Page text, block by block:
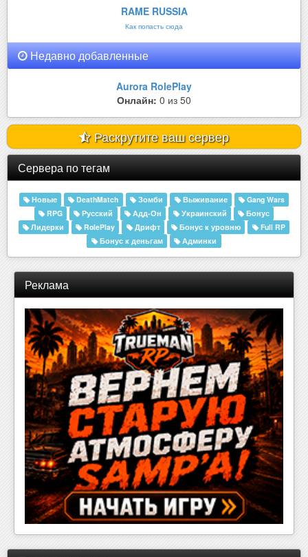
RAME RUSSIA
Как попасть сюда
Недавно добавленные
Aurora RolePlay
Онлайн: 0 из 50
Раскрутите ваш сервер
Сервера по тегам
Новые DeathMatch Зомби Выживание
Gang Wars
RPG
Русский Адд-Он Украинский
Бонус
Лидерки
RolePlay Дрифт Бонус к уровню
Full RP
Бонус к деньгам
Админки
Реклама